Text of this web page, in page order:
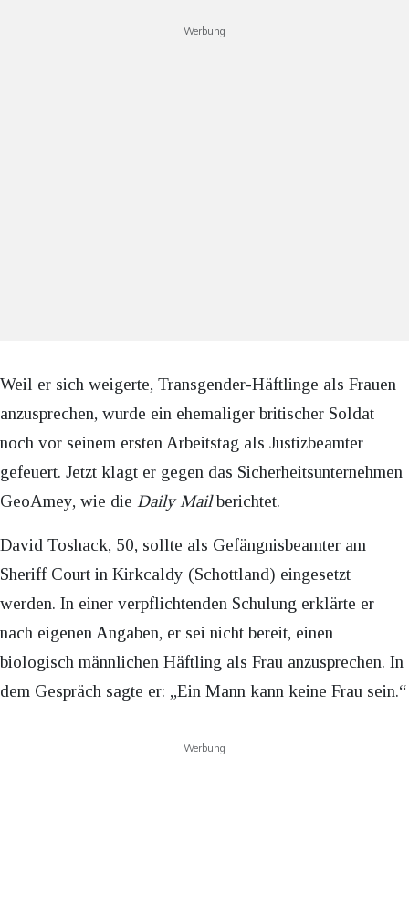
Werbung
Weil er sich weigerte, Transgender-Häftlinge als Frauen
anzusprechen, wurde ein ehemaliger britischer Soldat
noch vor seinem ersten Arbeitstag als Justizbeamter
gefeuert. Jetzt klagt er gegen das Sicherheitsunternehmen
GeoAmey, wie die Daily Mailberichtet.
David Toshack, 50, sollte als Gefängnisbeamter am
Sheriff Court in Kirkcaldy (Schottland) eingesetzt
werden. In einer verpflichtenden Schulung erklärte er
nach eigenen Angaben, er sei nicht bereit, einen
biologisch männlichen Häftling als Frau anzusprechen. In
dem Gespräch sagte er: „Ein Mann kann keine Frau sein.“
Werbung